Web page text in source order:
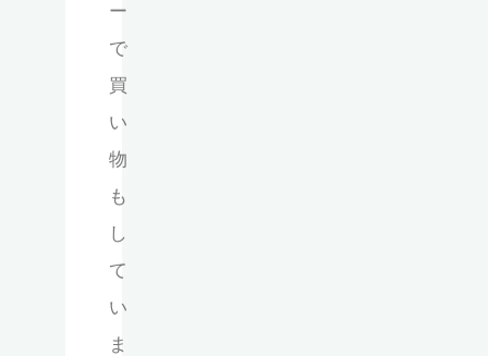
ー
で
買
い
物
も
し
て
い
ま